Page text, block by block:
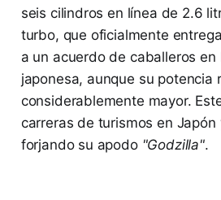
seis cilindros en línea de 2.6
turbo, que oficialmente
a un acuerdo de caballeros en
japonesa, aunque su potencia
considerablemente mayor.
carreras de turismos en Japón
forjando su apodo "Godzilla".